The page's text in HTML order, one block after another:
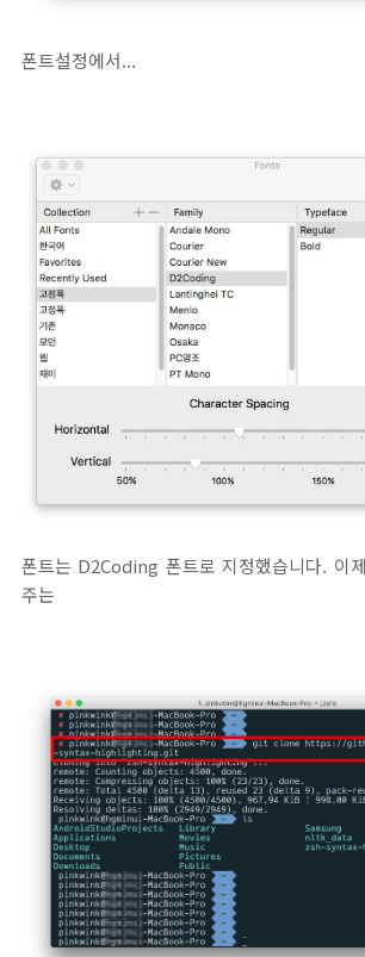
폰트설정에서...
폰트는 D2Coding 폰트로 지정했습니다. 이
주는